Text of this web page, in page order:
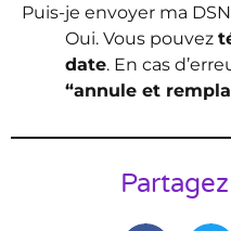
Puis-je envoyer ma
Oui. Vous pouvez
date. En cas
“annule et